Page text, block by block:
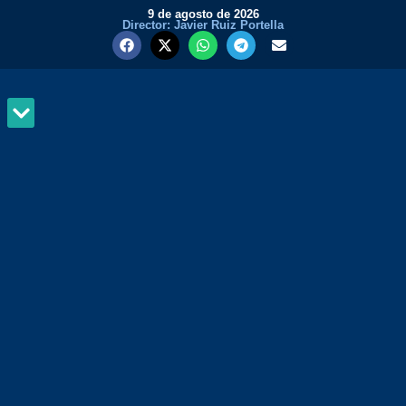
9 de agosto de 2026
Director: Javier Ruiz Portella